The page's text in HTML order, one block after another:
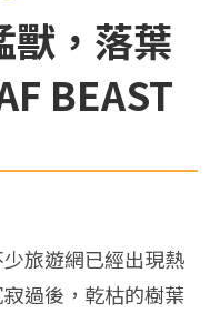
獸，落葉
BEAST
旅遊網已經出現熱
過後，乾枯的樹葉